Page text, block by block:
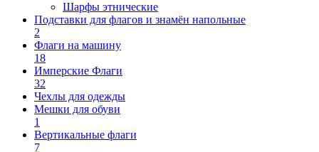
Шарфы этнические
Подставки для флагов и знамён напольные
2
Флаги на машину
18
Имперские Флаги
32
Чехлы для одежды
Мешки для обуви
1
Вертикальные флаги
7